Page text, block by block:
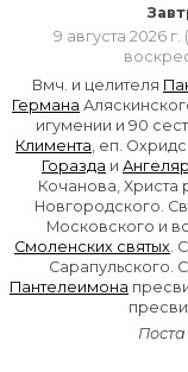
9 августа 2026 г.
Вмч. и целителя
Германа
игумении и 90
Климента , еп.
Горазда и
Кочанова, Христа
Новгородского.
Московского и
Смоленских святых .
Сарапульского.
Пантелеимона
Поста